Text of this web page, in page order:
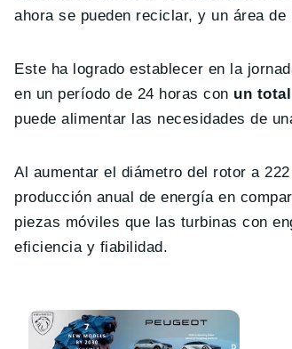
ahora se pueden reciclar, y un área
Este ha logrado establecer en la
en un período de 24 horas con un total
puede alimentar las necesidades de
Al aumentar el diámetro del rotor a
producción anual de energía en
piezas móviles que las turbinas con
eficiencia y fiabilidad.